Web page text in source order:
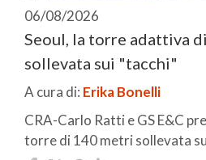
06/08/2026
Seoul, la torre adattiva
sollevata sui "tacchi"
A cura di: Erika Bonelli
CRA-Carlo Ratti e GS E&C
torre di 140 metri sollevata